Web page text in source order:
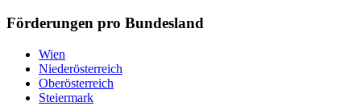
Förderungen pro Bundesland
Wien
Niederösterreich
Oberösterreich
Steiermark